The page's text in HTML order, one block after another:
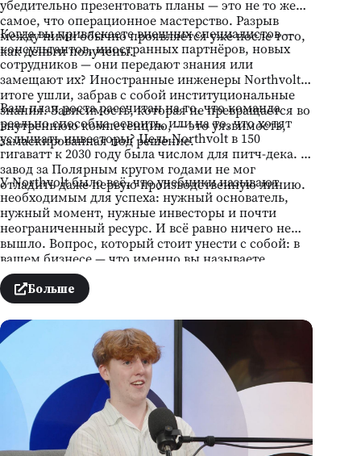
убедительно презентовать планы — это не то же
самое, что операционное мастерство. Разрыв
между ними обычно проявляется уже после того,
как деньги получены.
Когда вы привлекаете внешних специалистов —
консультантов, иностранных партнёров, новых
сотрудников — они передают знания или
замещают их? Иностранные инженеры Northvolt в
итоге ушли, забрав с собой институциональные
знания. Зависимость, которая не превращается во
внутреннюю компетенцию, — это уязвимость,
замаскированная под решение.
Ваш план роста рассчитан на то, что команда
реально способна освоить, или на то, что хотят
услышать инвесторы? Цель Northvolt в 150
гигаватт к 2030 году была числом для питч-дека. А
завод за Полярным кругом годами не мог
отладить даже первую производственную линию.
У Northvolt было всё, что учебники называют
необходимым для успеха: нужный основатель,
нужный момент, нужные инвесторы и почти
неограниченный ресурс. И всё равно ничего не
вышло. Вопрос, который стоит унести с собой: в
вашем бизнесе — что именно вы называете
готовым, хотя на самом деле ещё не построили?
Больше